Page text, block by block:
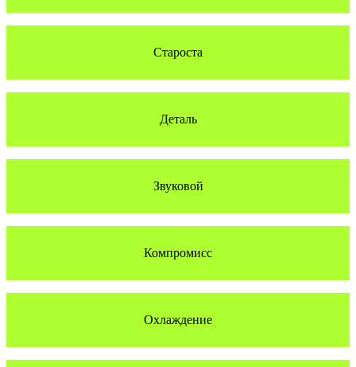
Староста
Деталь
Звуковой
Компромисс
Охлаждение